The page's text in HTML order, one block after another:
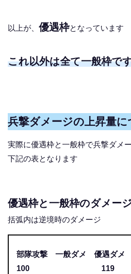
以上が、 優遇枠となっています
これ以外は全て一般枠で
兵撃ダメージの上昇量に
実際に優遇枠と一般枠で兵撃ダメ
下記の表となります
優遇枠と一般枠のダメー
括弧内は逆境時のダメージ
部隊攻撃 一般ダメ 優遇ダ
100 119